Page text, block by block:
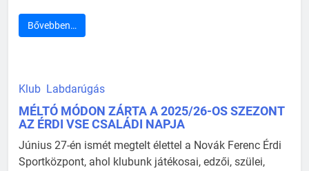
Bővebben…
Klub Labdarúgás
MÉLTÓ MÓDON ZÁRTA A 2025/26-OS SZEZONT
AZ ÉRDI VSE CSALÁDI NAPJA
Június 27-én ismét megtelt élettel a Novák Ferenc Érdi
Sportközpont, ahol klubunk játékosai, edzői, szülei,